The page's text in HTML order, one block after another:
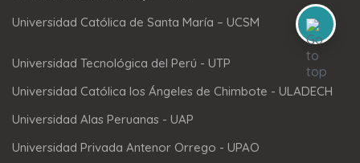
Universidad Católica de Santa María – UCSM
Universidad Tecnológica del Perú - UTP
Universidad Católica los Ángeles de Chimbote - ULADECH
Universidad Alas Peruanas - UAP
Universidad Privada Antenor Orrego - UPAO